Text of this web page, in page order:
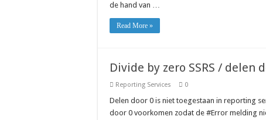
de hand van …
Read More »
Divide by zero SSRS / delen
Reporting Services 0
Delen door 0 is niet toegestaan in reporting
door 0 voorkomen zodat de #Error melding